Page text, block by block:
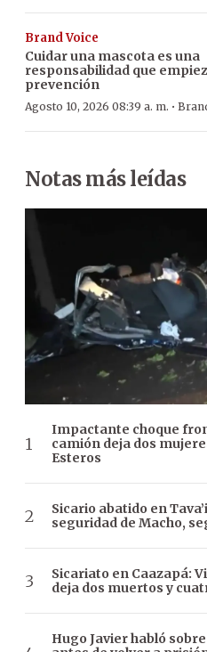
Brand Voice
Cuidar una mascota es una
responsabilidad que
prevención
Agosto 10, 2026 08:39 a. m. ·
Notas más leídas
Impactante choque
camión deja dos
Esteros
Sicario abatido en
seguridad de Macho,
Sicariato en Caazapá:
deja dos muertos y
Hugo Javier habló